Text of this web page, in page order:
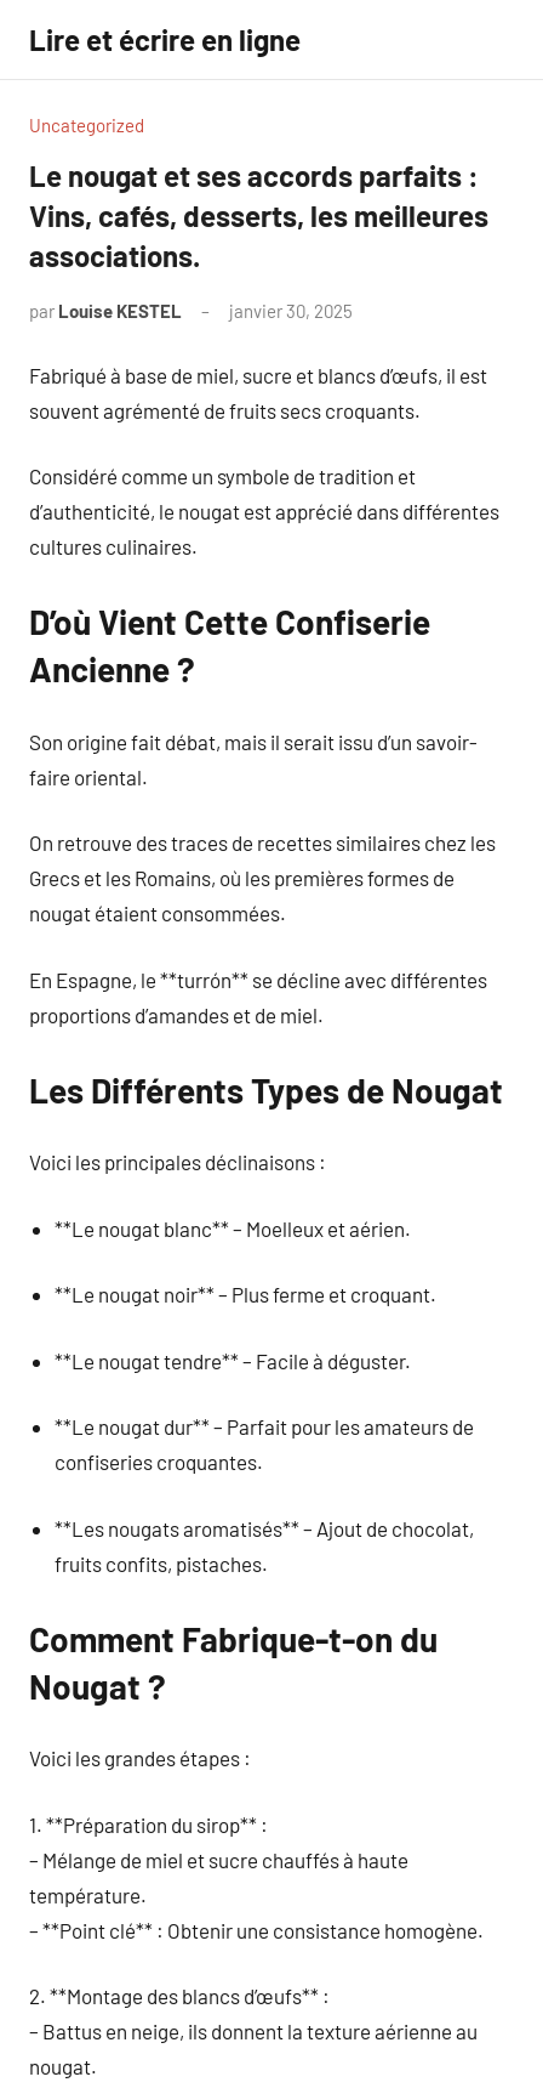
contenu
Lire et écrire en ligne
Uncategorized
Le nougat et ses accords parfaits :
Vins, cafés, desserts, les meilleures
associations.
par Louise KESTEL janvier 30, 2025
Fabriqué à base de miel, sucre et blancs d’œufs, il est
souvent agrémenté de fruits secs croquants.
Considéré comme un symbole de tradition et
d’authenticité, le nougat est apprécié dans différentes
cultures culinaires.
D’où Vient Cette Confiserie
Ancienne ?
Son origine fait débat, mais il serait issu d’un savoir-
faire oriental.
On retrouve des traces de recettes similaires chez les
Grecs et les Romains, où les premières formes de
nougat étaient consommées.
En Espagne, le **turrón** se décline avec différentes
proportions d’amandes et de miel.
Les Différents Types de Nougat
Voici les principales déclinaisons :
**Le nougat blanc** – Moelleux et aérien.
**Le nougat noir** – Plus ferme et croquant.
**Le nougat tendre** – Facile à déguster.
**Le nougat dur** – Parfait pour les amateurs de
confiseries croquantes.
**Les nougats aromatisés** – Ajout de chocolat,
fruits confits, pistaches.
Comment Fabrique-t-on du
Nougat ?
Voici les grandes étapes :
1. **Préparation du sirop** :
– Mélange de miel et sucre chauffés à haute
température.
– **Point clé** : Obtenir une consistance homogène.
2. **Montage des blancs d’œufs** :
– Battus en neige, ils donnent la texture aérienne au
nougat.